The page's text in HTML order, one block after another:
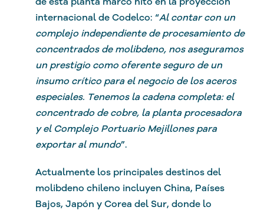
internacional de Codelco: “Al contar con un
complejo independiente de procesamiento de
concentrados de molibdeno, nos aseguramos
un prestigio como oferente seguro de un
insumo crítico para el negocio de los aceros
especiales. Tenemos la cadena completa: el
concentrado de cobre, la planta procesadora
y el Complejo Portuario Mejillones para
exportar al mundo”.
Actualmente los principales destinos del
molibdeno chileno incluyen China, Países
Bajos, Japón y Corea del Sur, donde lo